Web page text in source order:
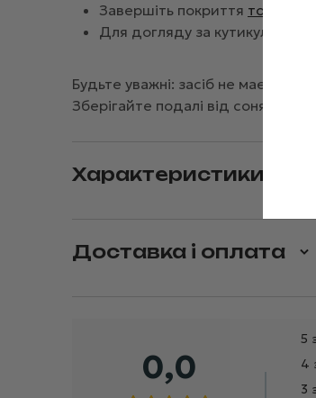
Завершіть покриття топом
Для догляду за кутикулою
Будьте уважні: засіб не має
Зберігайте подалі від сонячних
Характеристики
Доставка і оплата
0,0
5
4
3